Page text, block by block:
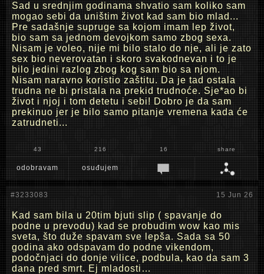
Sad u srednjim godinama shvatio sam koliko sam
mogao sebi da uništim život kad sam bio mlad...
Pre sadašnje supruge sa kojom imam lep život,
bio sam sa jednom devojkom samo zbog sexa.
Nisam je voleo, nije mi bilo stalo do nje, ali je zato
sex bio neverovatan i skoro svakodnevan i to je
bilo jedini razlog zbog kog sam bio sa njom.
Nisam naravno koristio zaštitu. Da je tad ostala
trudna ne bi pristala na prekid trudnoće. Sje*ao bi
život i njoj i tom detetu i sebi! Dobro je da sam
prekinuo jer je bilo samo pitanje vremena kada će
zatrudneti...
43 216 16 share
odobravam osuđujem
#3233083 15 Jun 26
Kad sam bila u 20tim bjuti slip ( spavanje do
podne u prevodu) kad se probudim wow kao mis
sveta, što duže spavam sve lepša. Sada sa 50
godina ako odspavam do podne vikendom,
podočnjaci do donje vilice, podbula, kao da sam 3
dana pred smrt. Ej mladosti…